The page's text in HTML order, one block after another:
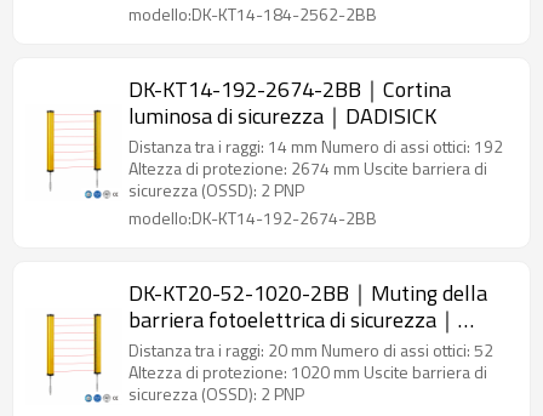
modello:DK-KT14-184-2562-2BB
DK-KT14-192-2674-2BB｜Cortina
luminosa di sicurezza｜DADISICK
Distanza tra i raggi: 14 mm Numero di assi ottici: 192
Altezza di protezione: 2674 mm Uscite barriera di
sicurezza (OSSD): 2 PNP
modello:DK-KT14-192-2674-2BB
DK-KT20-52-1020-2BB｜Muting della
barriera fotoelettrica di sicurezza｜
DADISICK
Distanza tra i raggi: 20 mm Numero di assi ottici: 52
Altezza di protezione: 1020 mm Uscite barriera di
sicurezza (OSSD): 2 PNP